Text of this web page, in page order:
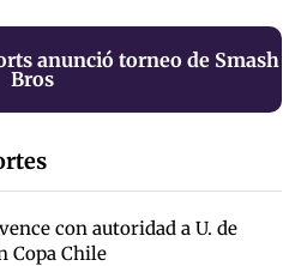
anunció torneo de Smash
Bros
con autoridad a U. de
Copa Chile